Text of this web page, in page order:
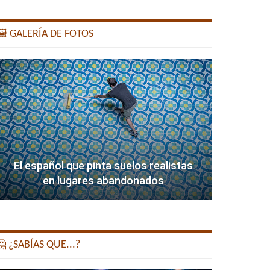
GALERÍA DE FOTOS
El español que pinta suelos realistas
en lugares abandonados
¿SABÍAS QUE...?